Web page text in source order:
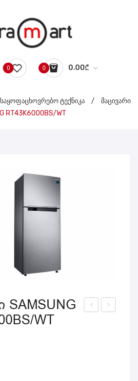
0 0 0.00₾
in the cart.
ტექნიკა /
მაცივარი
RT43K6000BS/WT
SAMSUNG
WT